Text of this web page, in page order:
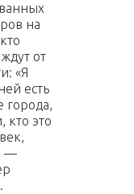
на
от
«Я
есть
города,
кто это
—